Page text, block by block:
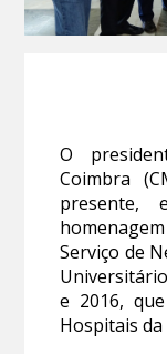
O
Coimbra
presente,
Serviço de
e 2016,
Hospitais da